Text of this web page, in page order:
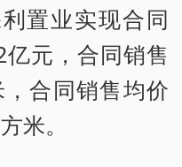
置业实现合同
元，合同销售
合同销售均价
米。